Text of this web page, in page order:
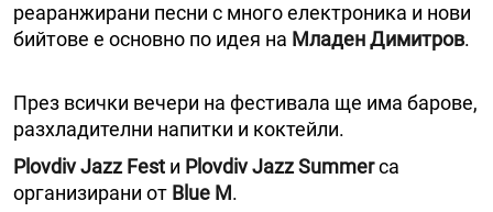
реаранжирани песни с много електроника и нови
бийтове е основно по идея на Младен Димитров.
През всички вечери на фестивала ще има барове,
разхладителни напитки и коктейли.
Plovdiv Jazz Fest и Plovdiv Jazz Summerса
организирани от Blue M.